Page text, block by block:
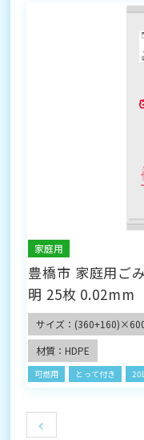
家庭用
豊橋市 家庭用ご
明 25枚 0.02mm
サイズ：
材質：HDPE
可燃用 とって付き